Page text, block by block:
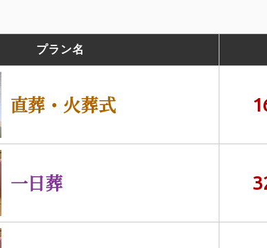
プラン名
直葬・火葬式
一日葬